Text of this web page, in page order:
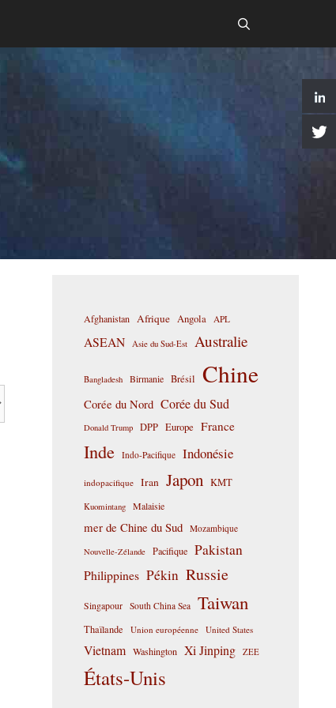
Afghanistan Afrique Angola APL
ASEAN Asie du Sud-Est Australie
Bangladesh Birmanie Brésil Chine
Corée du Nord Corée du Sud
Donald Trump DPP Europe France
Inde Indo-Pacifique Indonésie
indopacifique Iran Japon KMT
Kuomintang Malaisie
mer de Chine du Sud Mozambique
Nouvelle-Zélande Pacifique Pakistan
Philippines Pékin Russie
Singapour South China Sea Taiwan
Thaïlande Union européenne United States
Vietnam Washington Xi Jinping ZEE
États-Unis